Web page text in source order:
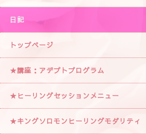
日記
トップページ
★講座：アデプトプログラム
★ヒーリングセッションメニュー
★キングソロモンヒーリングモダリティ